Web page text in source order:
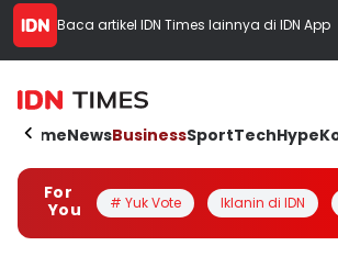
Baca artikel IDN Times lainnya di IDN App
HomeNewsBusinessSportTechHype
For
You
# Yuk Vote Iklanin di IDN